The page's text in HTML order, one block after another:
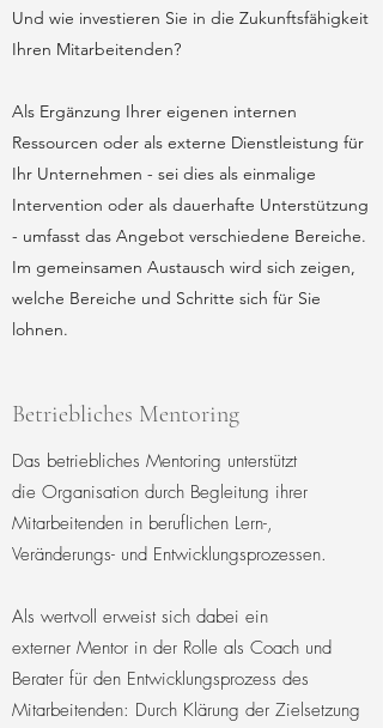
Und wie investieren Sie in die Zukunftsfähigkeit
Ihren Mitarbeitenden?
Als Ergänzung Ihrer eigenen internen
Ressourcen oder als externe Dienstleistung für
Ihr Unternehmen - sei dies als einmalige
Intervention oder als dauerhafte Unterstützung
- umfasst das Angebot verschiedene Bereiche.
Im gemeinsamen Austausch wird sich zeigen,
welche Bereiche und Schritte sich für Sie
lohnen.
Betriebliches Mentoring
Das betriebliches Mentoring unterstützt
die Organisation durch Begleitung ihrer
Mitarbeitenden in beruflichen Lern-,
Veränderungs- und Entwicklungsprozessen.
Als wertvoll erweist sich dabei ein
externer Mentor in der Rolle als Coach und
Berater für den Entwicklungsprozess des
Mitarbeitenden: Durch Klärung der Zielsetzung